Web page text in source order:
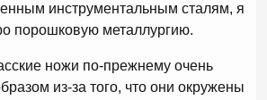
инструментальным сталям, я
порошковую металлургию.
ножи по-прежнему очень
из-за того, что они окружены